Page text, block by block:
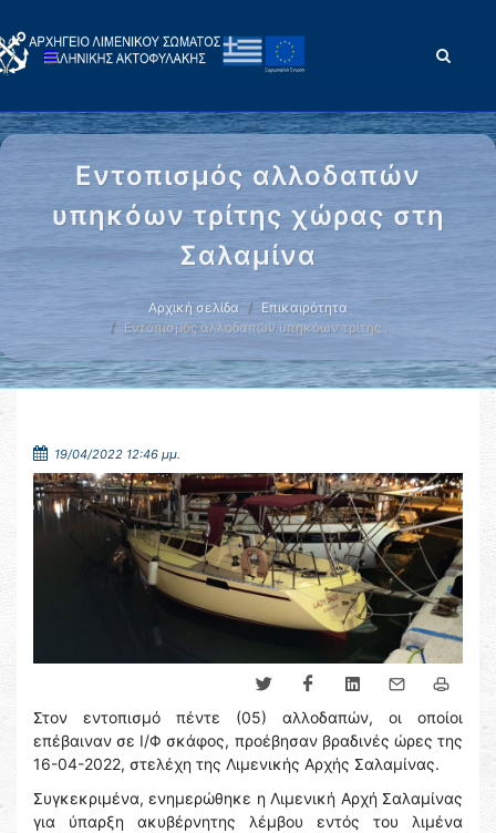
Εντοπισμός αλλοδαπών
υπηκόων τρίτης χώρας στη
Σαλαμίνα
Αρχική σελίδα
Επικαιρότητα
Εντοπισμός αλλοδαπών υπηκόων τρίτης …
19/04/2022 12:46 μμ.
Στον εντοπισμό πέντε (05) αλλοδαπών, οι οποίοι
επέβαιναν σε Ι/Φ σκάφος, προέβησαν βραδινές ώρες της
16-04-2022, στελέχη της Λιμενικής Αρχής Σαλαμίνας.
Συγκεκριμένα, ενημερώθηκε η Λιμενική Αρχή Σαλαμίνας
για ύπαρξη ακυβέρνητης λέμβου εντός του λιμένα